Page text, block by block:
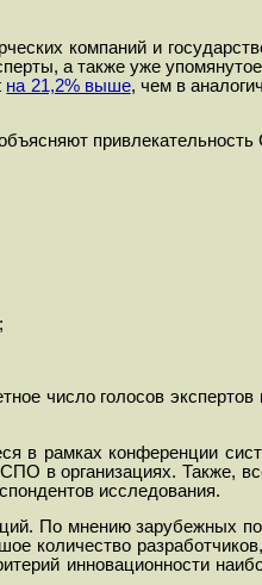
компаний и
а также уже
на 21,2% выше, чем в
число голосов
в рамках конференции
в организациях. Также,
исследования.
По мнению зарубежных
количество
инновационности